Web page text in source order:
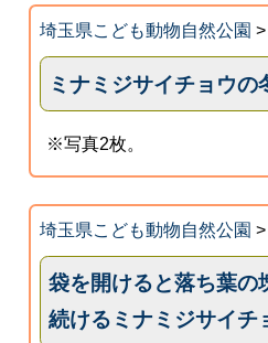
埼玉県こども動物自然公園 >
ミナミジサイチョウの
※写真2枚。
埼玉県こども動物自然公園 >
袋を開けると落ち葉の
続けるミナミジサイ